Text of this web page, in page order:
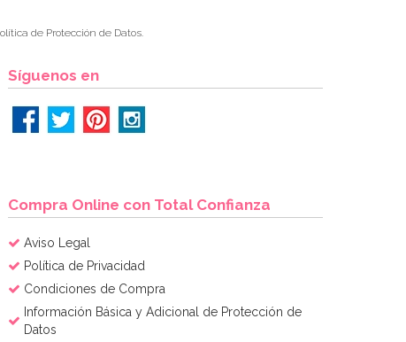
de Protección de Datos.
Síguenos en
Compra Online con Total Confianza
Aviso Legal
Política de Privacidad
Condiciones de Compra
Información Básica y Adicional de Protección de
Datos